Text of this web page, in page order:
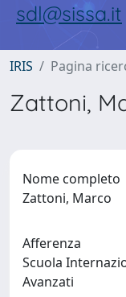
sdl@sissa.it
IRIS Pagina
Zattoni,
Nome completo
Zattoni, Marco
Afferenza
Scuola
Avanzati